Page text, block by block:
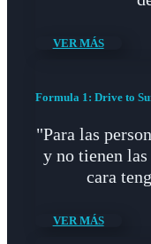
VER MÁS
Formula 1: Drive to
"Para las
y no tienen
cara
VER MÁS